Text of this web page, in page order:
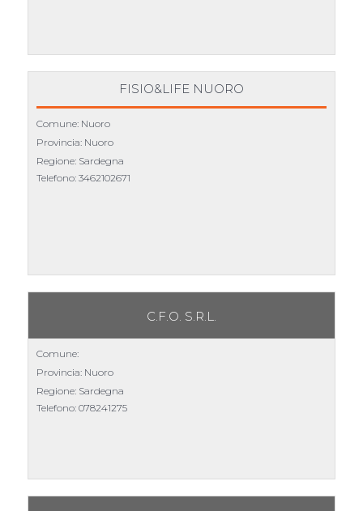
FISIO&LIFE NUORO
Comune: Nuoro
Provincia: Nuoro
Regione: Sardegna
Telefono: 3462102671
C.F.O. S.R.L.
Comune:
Provincia: Nuoro
Regione: Sardegna
Telefono: 078241275